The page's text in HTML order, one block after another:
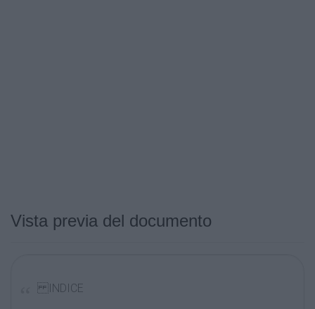
Vista previa del documento
INDICE